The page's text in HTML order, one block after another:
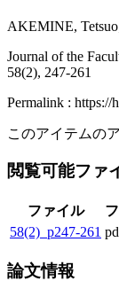
AKEMINE,
Journal of the
58(2), 247-261
Permalink : https://
このアイテムの
閲覧可能ファ
ファイル
58(2)_p247-261
論文情報